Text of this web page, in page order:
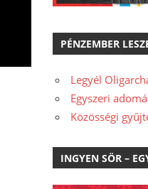
PÉNZEMBER
Legyél
Egyszeri
Közösségi
INGYEN SÖR –